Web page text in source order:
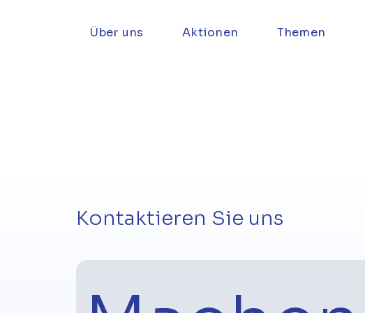
Über uns Aktionen Themen
Kontaktieren Sie uns